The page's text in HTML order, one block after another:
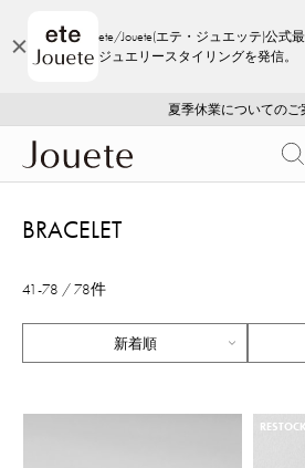
ete/Jouete(エテ・ジュエッテ)公式
ジュエリースタイリングを発信。
採用のご案内
ご注文いただいたお品物のお届
夏季休業についてのご
WEB LIMITED ITEMS
採用のご案内
ご注文いただいたお品物のお届
BRACELET
41-78 / 78件
RESTOCK